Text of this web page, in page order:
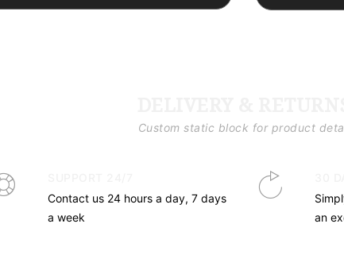
Custom static block for product
Contact us 24 hours a day, 7 days
a week
an